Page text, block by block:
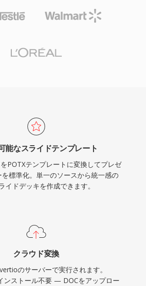
能なスライドテンプレート
POTXテンプレートに変換してプレゼ
を標準化。単一のソースから統一感の
イドデッキを作成できます。
クラウド変換
のサーバーで実行されます。
ンストール不要 — DOCをアップロー